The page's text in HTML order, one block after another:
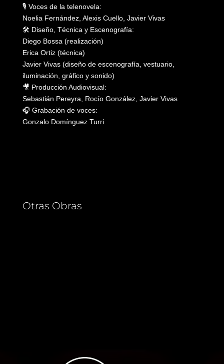
🎙️ Voces de la telenovela:
Noelia Fernández, Alexis Cuello, Javier Vivas
🛠️ Diseño, Técnica y Escenografía:
Diego Bossa (realización)
Erica Ortiz (técnica)
Javier Vivas (diseño de escenografía, vestuario,
iluminación, gráfico y sonido)
🎥 Producción Audiovisual:
Sebastián Pereyra, Rocío González, Javier Vivas
🎧 Grabación de voces:
Gonzalo Domínguez Turri
Otras Obras